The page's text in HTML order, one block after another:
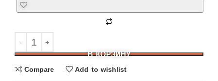
В КОРЗИНУ
Compare Add to wishlist